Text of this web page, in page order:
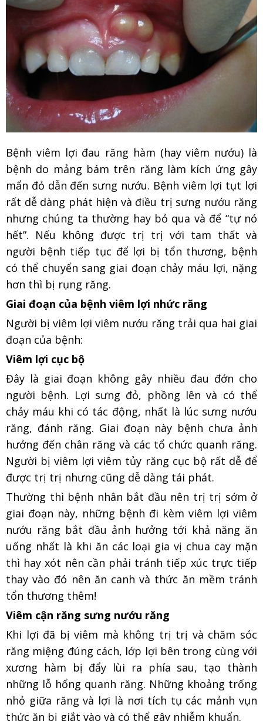
Bệnh viêm lợi đau răng hàm (hay viêm nướu) là
bệnh do mảng bám trên răng làm kích ứng gây
mẩn đỏ dẫn đến sưng nướu. Bệnh viêm lợi tụt lợi
rất dễ dàng phát hiện và điều trị sưng nướu răng
nhưng chúng ta thường hay bỏ qua và để “tự nó
hết”. Nếu không được trị trị với tam thất và
người bệnh tiếp tục để lợi bị tổn thương, bệnh
có thể chuyển sang giai đoạn chảy máu lợi, nặng
hơn thì bị rụng răng.
Giai đoạn của bệnh viêm lợi nhức răng
Người bị viêm lợi viêm nướu răng trải qua hai giai
đoạn của bệnh:
Viêm lợi cục bộ
Đây là giai đoạn không gây nhiều đau đớn cho
người bệnh. Lợi sưng đỏ, phồng lên và có thể
chảy máu khi có tác động, nhất là lúc sưng nướu
răng, đánh răng. Giai đoạn này bệnh chưa ảnh
hưởng đến chân răng và các tổ chức quanh răng.
Người bị viêm lợi viêm tủy răng cục bộ rất dễ để
được trị trị nhưng cũng dễ dàng tái phát.
Thường thì bệnh nhân bắt đầu nên trị trị sớm ở
giai đoạn này, những bệnh đi kèm viêm lợi viêm
nướu răng bắt đầu ảnh hưởng tới khả năng ăn
uống nhất là khi ăn các loại gia vị chua cay mặn
thì hay xót nên cần phải tránh tiếp xúc trực tiếp
thay vào đó nên ăn canh và thức ăn mềm tránh
tổn thương thêm!
Viêm cận răng sưng nướu răng
Khi lợi đã bị viêm mà không trị trị và chăm sóc
răng miệng đúng cách, lớp lợi bên trong cùng với
xương hàm bị đẩy lùi ra phía sau, tạo thành
những lỗ hổng quanh răng. Những khoảng trống
nhỏ giữa răng và lợi là nơi tích tụ các mảnh vụn
thức ăn bị giắt vào và có thể gây nhiễm khuẩn.